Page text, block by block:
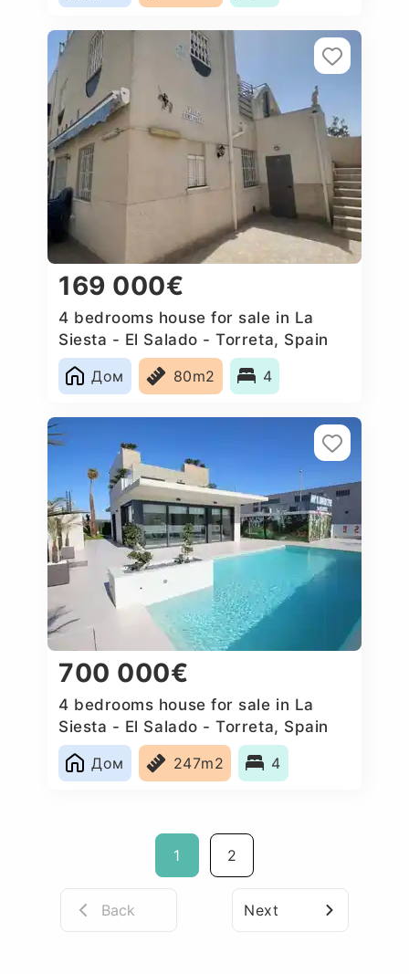
169 000€
4 bedrooms house for sale in La
Siesta - El Salado - Torreta, Spain
Дом
80m2 4
700 000€
4 bedrooms house for sale in La
Siesta - El Salado - Torreta, Spain
Дом
247m2 4
1 2
Back Next